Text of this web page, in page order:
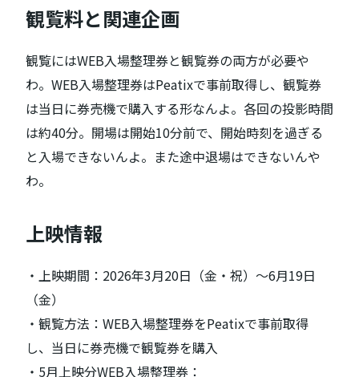
観覧料と関連企画
観覧にはWEB入場整理券と観覧券の両方が必要や
わ。WEB入場整理券はPeatixで事前取得し、観覧券
は当日に券売機で購入する形なんよ。各回の投影時間
は約40分。開場は開始10分前で、開始時刻を過ぎる
と入場できないんよ。また途中退場はできないんや
わ。
上映情報
・上映期間：2026年3月20日（金・祝）～6月19日
（金）
・観覧方法：WEB入場整理券をPeatixで事前取得
し、当日に券売機で観覧券を購入
・5月上映分WEB入場整理券：